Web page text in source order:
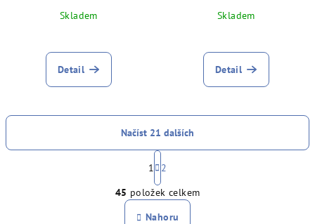
Skladem
Detail
Skladem
Detail
O
v
l
Načíst 21 dalších
S
t
r
á
n
1
2
45 položek celkem
Nahoru